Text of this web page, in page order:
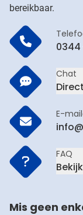
bereikbaar.
0344
Chat
E-
FAQ
Mis geen